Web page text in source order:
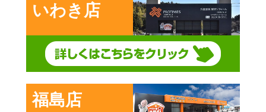
いわき店
福島店